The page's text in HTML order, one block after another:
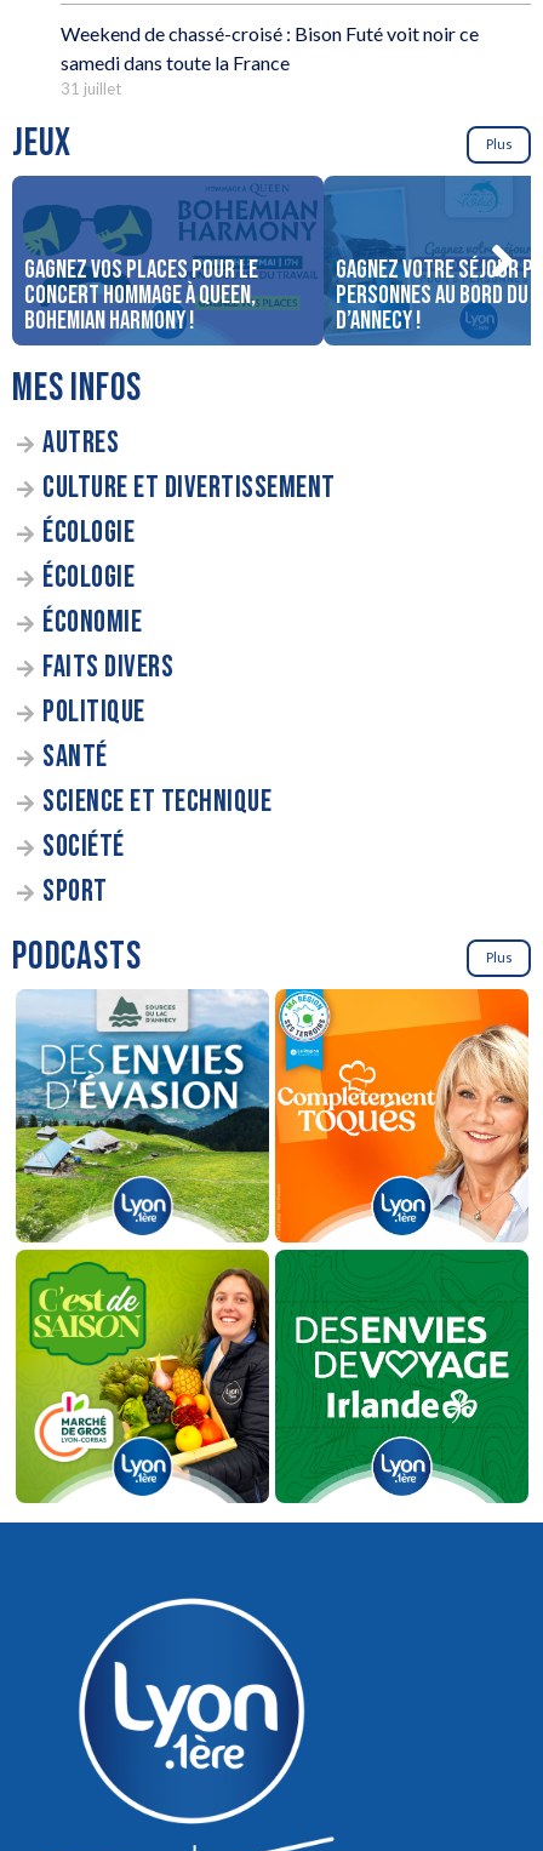
Weekend de chassé-croisé : Bison Futé voit noir ce
samedi dans toute la France
31 juillet
JEUX Plus
Gagnez vos places pour le
concert Hommage à Queen,
Bohemian Harmony !
Gagnez votre séjour
personnes au bord du
d’Annecy !
MES INFOS
AUTRES
CULTURE ET DIVERTISSEMENT
ÉCOLOGIE
ÉCOLOGIE
ÉCONOMIE
FAITS DIVERS
POLITIQUE
SANTÉ
SCIENCE ET TECHNIQUE
SOCIÉTÉ
SPORT
PODCASTS Plus